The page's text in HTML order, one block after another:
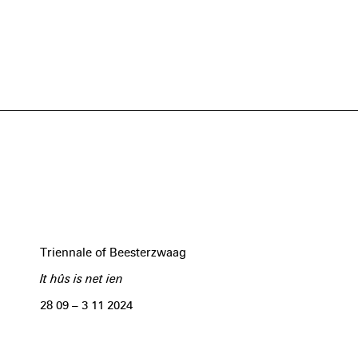
Triennale of Beesterzwaag
It hûs is net ien
28 09 – 3 11 2024